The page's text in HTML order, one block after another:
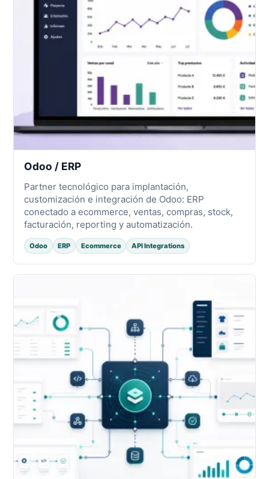
Odoo / ERP
Partner tecnológico para implantación,
customización e integración de Odoo: ERP
conectado a ecommerce, ventas, compras, stock,
facturación, reporting y automatización.
Odoo ERP Ecommerce API Integrations